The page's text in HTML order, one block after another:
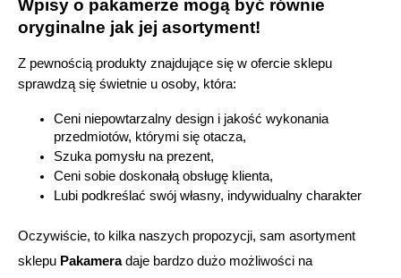
Wpisy o pakamerze mogą być równie
oryginalne jak jej asortyment!
Z pewnością produkty znajdujące się w ofercie sklepu
sprawdzą się świetnie u osoby, która:
Ceni niepowtarzalny design i jakość wykonania
przedmiotów, którymi się otacza,
Szuka pomysłu na prezent,
Ceni sobie doskonałą obsługę klienta,
Lubi podkreślać swój własny, indywidualny charakter
Oczywiście, to kilka naszych propozycji, sam asortyment
sklepu Pakamera daje bardzo dużo możliwości na